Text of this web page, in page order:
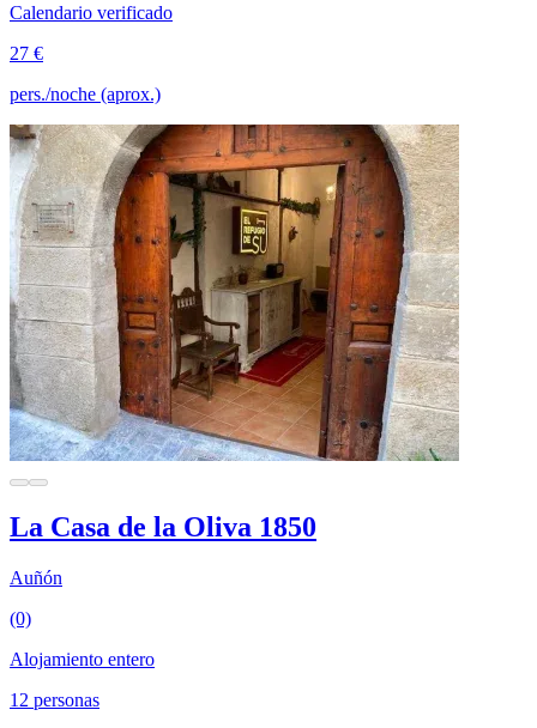
Calendario verificado
27 €
pers./noche (aprox.)
La Casa de la Oliva 1850
Auñón
(0)
Alojamiento entero
12 personas